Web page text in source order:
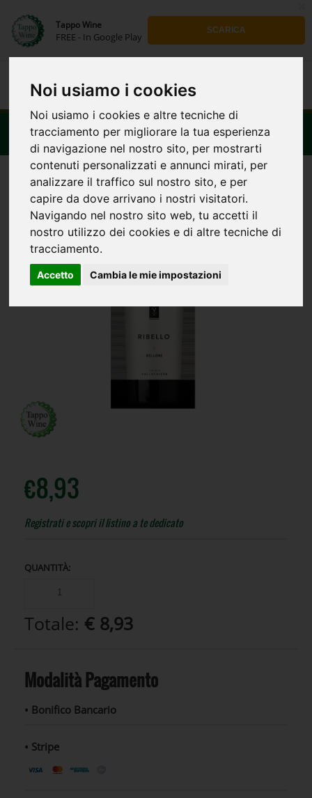
Noi usiamo i cookies
Noi usiamo i cookies e altre tecniche di
tracciamento per migliorare la tua esperienza
di navigazione nel nostro sito, per mostrarti
contenuti personalizzati e annunci mirati, per
analizzare il traffico sul nostro sito, e per
capire da dove arrivano i nostri visitatori.
Navigando nel nostro sito web, tu accetti il
nostro utilizzo dei cookies e di altre tecniche di
tracciamento.
Accetto Cambia le mie impostazioni
Toggle
navigation
Tappo Wine
FREE - In Google Play
SCARICA
€8,93
Registrati e scopri il listino a te dedicato
QUANTITÀ:
Totale: € 8,93
Modalità Pagamento
• Bonifico Bancario
• Stripe